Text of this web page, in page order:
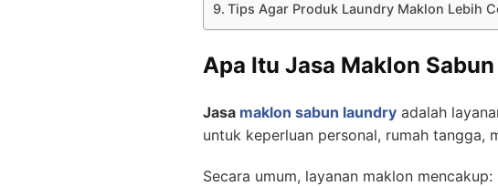
Tips Agar Produk Laundry Maklon Lebih
Apa Itu Jasa Maklon
Jasa maklon sabun laundry adalah
untuk keperluan personal, rumah tangga,
Secara umum, layanan maklon mencakup: